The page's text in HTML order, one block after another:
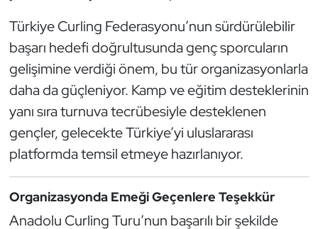
Türkiye Curling Federasyonu’nun sürdürülebilir
başarı hedefi doğrultusunda genç sporcuların
gelişimine verdiği önem, bu tür organizasyonlarla
daha da güçleniyor. Kamp ve eğitim desteklerinin
yanı sıra turnuva tecrübesiyle desteklenen
gençler, gelecekte Türkiye’yi uluslararası
platformda temsil etmeye hazırlanıyor.
Organizasyonda Emeği Geçenlere Teşekkür
Anadolu Curling Turu’nun başarılı bir şekilde
Wushu Kungfu
Yelken
Yüzme